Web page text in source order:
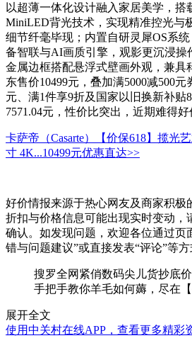
以超薄一体化设计融入家居美学，搭
MiniLED背光技术，实现精准控光与
细节纤毫毕现；内置自研灵犀OS系
备智联与AI画质引擎，观影更沉浸操
金属边框搭配悬浮式壁画外观，兼具
东售价10499元，叠加满5000减500元
元、满1件享9折及国家以旧换新补贴
7571.04元，性价比突出，近期难得好
卡萨帝（Casarte）【价保618】揽光
寸 4K...10499元优惠直达>>
好价情报来源于热心网友及商家积极
折扣与价格信息可能出现实时变动，
确认。如发现问题，欢迎各位通过页
错与问题建议”或直接发表“评论”等方
搜罗全网紧俏数码尖儿货抄底
手把手教你羊毛如何薅，尽在【
展开全文
使用中关村在线APP，查看更多精彩